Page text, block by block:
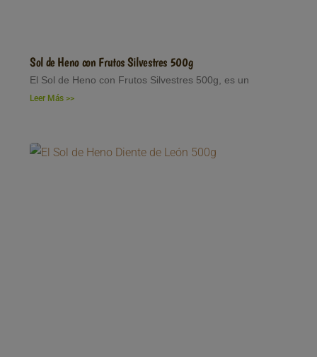
Sol de Heno con Frutos Silvestres 500g
El Sol de Heno con Frutos Silvestres 500g, es un
Leer Más >>